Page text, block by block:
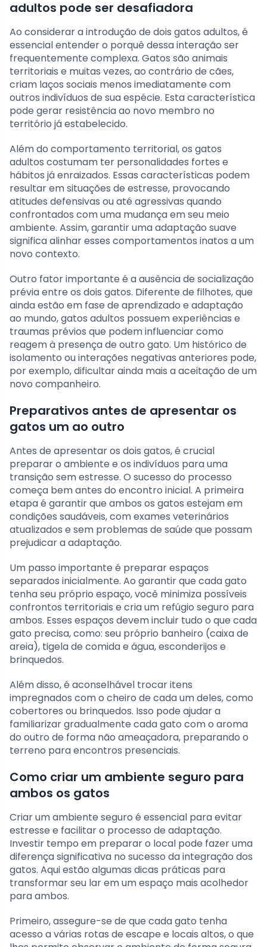
adultos pode ser desafiadora
Ao considerar a introdução de dois gatos adultos, é
essencial entender o porquê dessa interação ser
frequentemente complexa. Gatos são animais
territoriais e muitas vezes, ao contrário de cães,
criam laços sociais menos imediatamente com
outros indivíduos de sua espécie. Esta característica
pode gerar resistência ao novo membro no
território já estabelecido.
Além do comportamento territorial, os gatos
adultos costumam ter personalidades fortes e
hábitos já enraizados. Essas características podem
resultar em situações de estresse, provocando
atitudes defensivas ou até agressivas quando
confrontados com uma mudança em seu meio
ambiente. Assim, garantir uma adaptação suave
significa alinhar esses comportamentos inatos a um
novo contexto.
Outro fator importante é a ausência de socialização
prévia entre os dois gatos. Diferente de filhotes, que
ainda estão em fase de aprendizado e adaptação
ao mundo, gatos adultos possuem experiências e
traumas prévios que podem influenciar como
reagem à presença de outro gato. Um histórico de
isolamento ou interações negativas anteriores pode,
por exemplo, dificultar ainda mais a aceitação de um
novo companheiro.
Preparativos antes de apresentar os
gatos um ao outro
Antes de apresentar os dois gatos, é crucial
preparar o ambiente e os indivíduos para uma
transição sem estresse. O sucesso do processo
começa bem antes do encontro inicial. A primeira
etapa é garantir que ambos os gatos estejam em
condições saudáveis, com exames veterinários
atualizados e sem problemas de saúde que possam
prejudicar a adaptação.
Um passo importante é preparar espaços
separados inicialmente. Ao garantir que cada gato
tenha seu próprio espaço, você minimiza possíveis
confrontos territoriais e cria um refúgio seguro para
ambos. Esses espaços devem incluir tudo o que cada
gato precisa, como: seu próprio banheiro (caixa de
areia), tigela de comida e água, esconderijos e
brinquedos.
Além disso, é aconselhável trocar itens
impregnados com o cheiro de cada um deles, como
cobertores ou brinquedos. Isso pode ajudar a
familiarizar gradualmente cada gato com o aroma
do outro de forma não ameaçadora, preparando o
terreno para encontros presenciais.
Como criar um ambiente seguro para
ambos os gatos
Criar um ambiente seguro é essencial para evitar
estresse e facilitar o processo de adaptação.
Investir tempo em preparar o local pode fazer uma
diferença significativa no sucesso da integração dos
gatos. Aqui estão algumas dicas práticas para
transformar seu lar em um espaço mais acolhedor
para ambos.
Primeiro, assegure-se de que cada gato tenha
acesso a várias rotas de escape e locais altos, o que